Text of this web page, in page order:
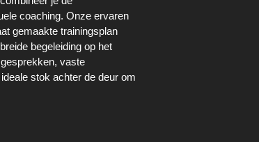
coaching. Onze ervaren
gemaakte trainingsplan
begeleiding op het
vaste
stok achter de deur om